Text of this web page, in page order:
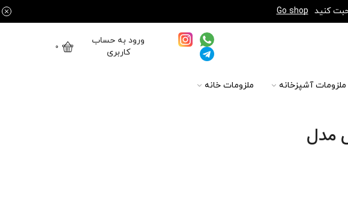
کنید Go shop
ورود به حساب
کاربری
0
ملزومات آشپزخانه ملزومات خانه
مدل